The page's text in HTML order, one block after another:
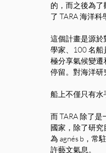
的，而之後為
了 TARA 海洋科
這個計畫是源於
學家、100 名船
極分享氣候變遷
停留。對海洋研
船上不僅只有水
而 TARA 除了
國家，除了研
為 agnés b，常
許藝文氣息。